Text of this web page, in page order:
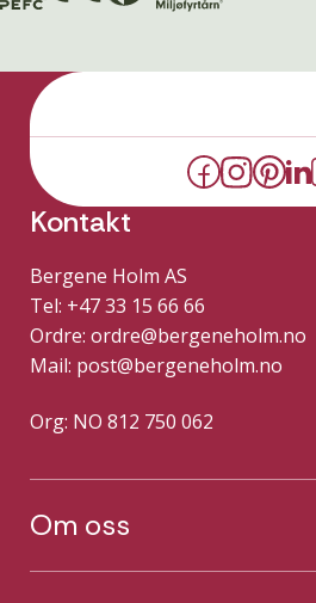
Kontakt
Bergene Holm AS
Tel: +47 33 15 66 66
Ordre: ordre@bergeneholm.no
Mail: post@bergeneholm.no
Org: NO 812 750 062
Om oss